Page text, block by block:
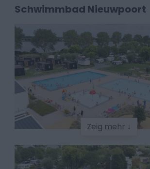
Schwimmbad Nieuwpoort
Zeig mehr ↓